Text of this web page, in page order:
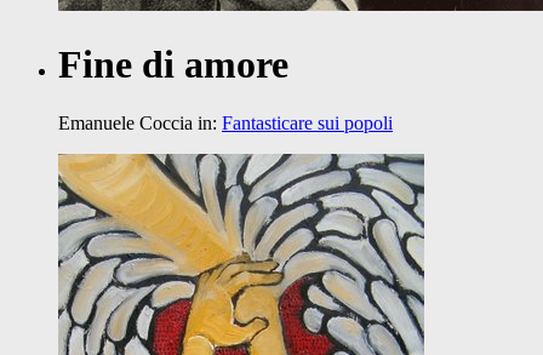
Fine di amore
Emanuele Coccia in: Fantasticare sui popoli